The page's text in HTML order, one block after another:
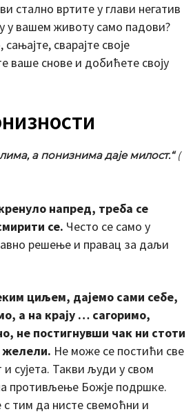
стално вртите у глави негатив
у вашем животу само падови?
сварајте своје
ваше снове и добићете своју
а понизнима даје милост.“(
напред, треба се
се. Често се само у
решење и правац за даљи
циљем, дајемо сами себе,
а на крају … сагоримо,
не постигнувши чак ни стоти
желели. Не може се постићи све
и сујета. Такви људи у свом
противљење Божје подршке.
тим да нисте свемоћни и